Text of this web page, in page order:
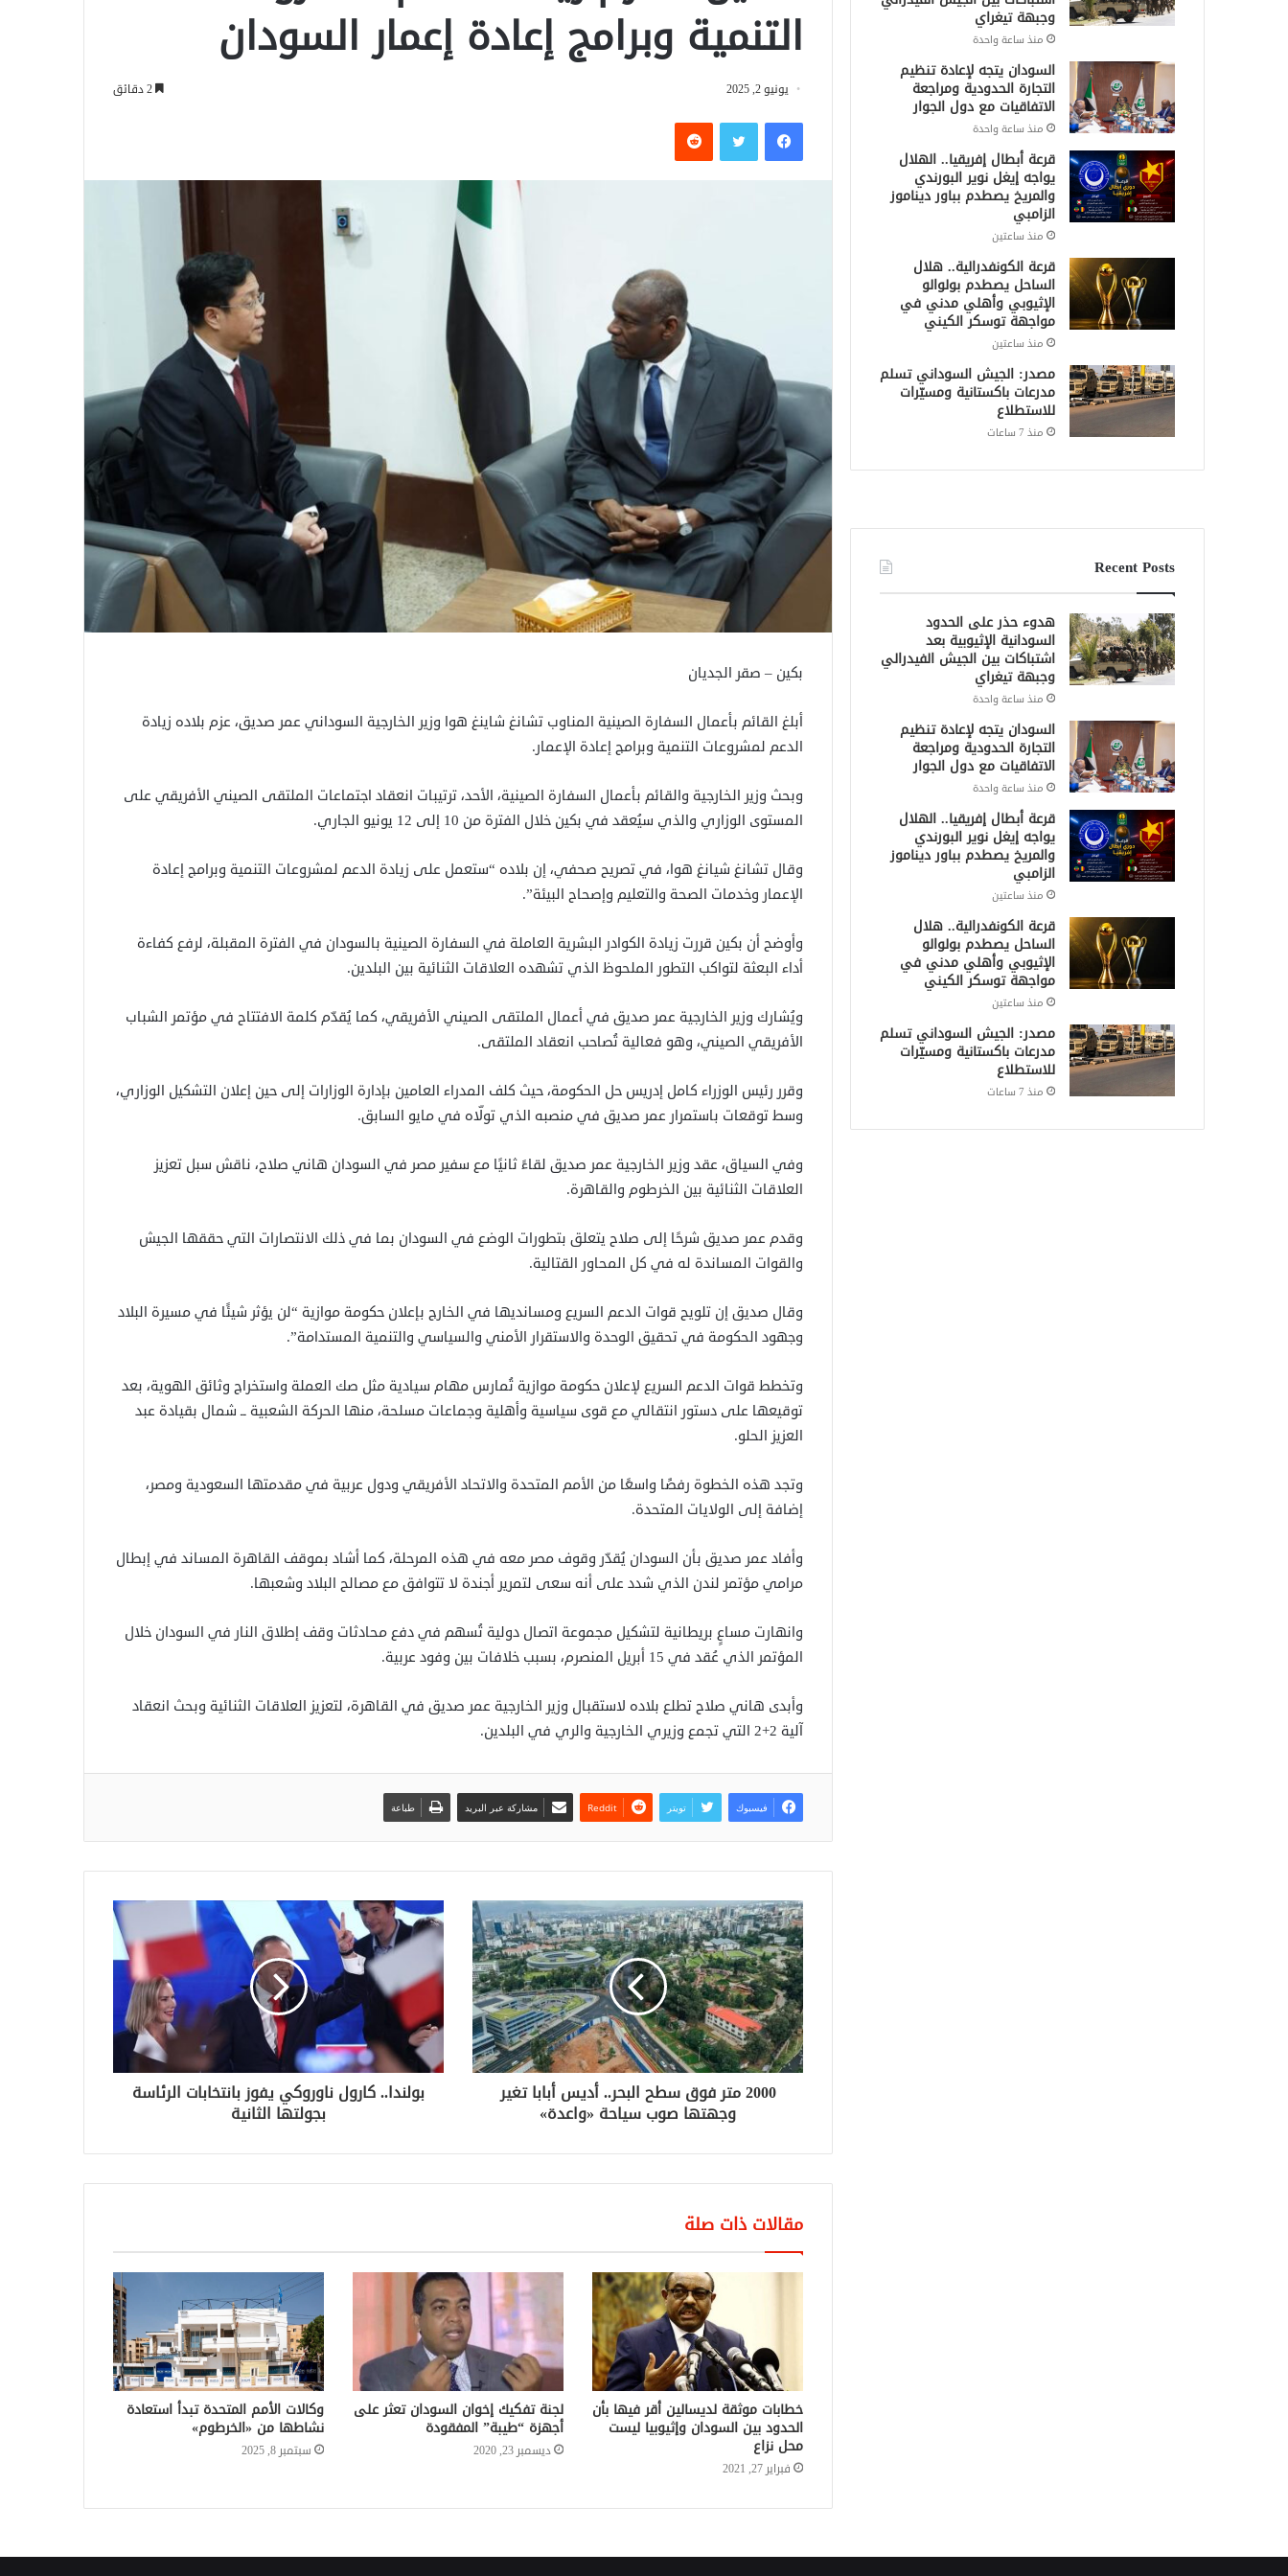
التنمية وبرامج إعادة إعمار السودان
يونيو 2, 2025
فيسبوكتويتر
بكين – صقر الجديان
أبلغ القائم بأعمال السفارة الصينية المناوب تشانغ شاينغ هوا وزير الخارجية السوداني عمر صديق، عزم بلاده زيادة
الدعم لمشروعات التنمية وبرامج إعادة الإعمار.
وبحث وزير الخارجية والقائم بأعمال السفارة الصينية، الأحد، ترتيبات انعقاد اجتماعات الملتقى الصيني الأفريقي على
المستوى الوزاري والذي سيُعقد في بكين خلال الفترة من 10 إلى 12 يونيو الجاري.
وقال تشانغ شيانغ هوا، في تصريح صحفي، إن بلاده “ستعمل على زيادة الدعم لمشروعات التنمية وبرامج إعادة
الإعمار وخدمات الصحة والتعليم وإصحاح البيئة”.
وأوضح أن بكين قررت زيادة الكوادر البشرية العاملة في السفارة الصينية بالسودان في الفترة المقبلة، لرفع كفاءة
أداء البعثة لتواكب التطور الملحوظ الذي تشهده العلاقات الثنائية بين البلدين.
ويُشارك وزير الخارجية عمر صديق في أعمال الملتقى الصيني الأفريقي، كما يُقدّم كلمة الافتتاح في مؤتمر الشباب
الأفريقي الصيني، وهو فعالية تُصاحب انعقاد الملتقى.
وقرر رئيس الوزراء كامل إدريس حل الحكومة، حيث كلف المدراء العامين بإدارة الوزارات إلى حين إعلان التشكيل الوزاري،
وسط توقعات باستمرار عمر صديق في منصبه الذي تولّاه في مايو السابق.
وفي السياق، عقد وزير الخارجية عمر صديق لقاءً ثانيًا مع سفير مصر في السودان هاني صلاح، ناقش سبل تعزيز
العلاقات الثنائية بين الخرطوم والقاهرة.
وقدم عمر صديق شرحًا إلى صلاح يتعلق بتطورات الوضع في السودان بما في ذلك الانتصارات التي حققها الجيش
والقوات المساندة له في كل المحاور القتالية.
وقال صديق إن تلويح قوات الدعم السريع ومسانديها في الخارج بإعلان حكومة موازية “لن يؤثر شيئًا في مسيرة البلاد
وجهود الحكومة في تحقيق الوحدة والاستقرار الأمني والسياسي والتنمية المستدامة”.
وتخطط قوات الدعم السريع لإعلان حكومة موازية تُمارس مهام سيادية مثل صك العملة واستخراج وثائق الهوية، بعد
توقيعها على دستور انتقالي مع قوى سياسية وأهلية وجماعات مسلحة، منها الحركة الشعبية ــ شمال بقيادة عبد
العزيز الحلو.
وتجد هذه الخطوة رفضًا واسعًا من الأمم المتحدة والاتحاد الأفريقي ودول عربية في مقدمتها السعودية ومصر،
إضافة إلى الولايات المتحدة.
وأفاد عمر صديق بأن السودان يُقدّر وقوف مصر معه في هذه المرحلة، كما أشاد بموقف القاهرة المساند في إبطال
مرامي مؤتمر لندن الذي شدد على أنه سعى لتمرير أجندة لا تتوافق مع مصالح البلاد وشعبها.
وانهارت مساعٍ بريطانية لتشكيل مجموعة اتصال دولية تُسهم في دفع محادثات وقف إطلاق النار في السودان خلال
المؤتمر الذي عُقد في 15 أبريل المنصرم، بسبب خلافات بين وفود عربية.
وأبدى هاني صلاح تطلع بلاده لاستقبال وزير الخارجية عمر صديق في القاهرة، لتعزيز العلاقات الثنائية وبحث انعقاد
آلية 2+2 التي تجمع وزيري الخارجية والري في البلدين.
فيسبوك تويتر مشاركة عبر البريد طباعة
2000 متر فوق سطح البحر.. أديس أبابا تغير
وجهتها صوب سياحة «واعدة»
بولندا.. كارول ناوروكي يفوز بانتخابات الرئاسة
بجولتها الثانية
مقالات ذات صلة
خطابات موثقة لديسالين أقر فيها بأن
الحدود بين السودان وإثيوبيا ليست
محل نزاع
فبراير 27, 2021
لجنة تفكيك إخوان السودان تعثر على
أجهزة “طيبة” المفقودة
ديسمبر 23, 2020
وكالات الأمم المتحدة تبدأ استعادة
نشاطها من «الخرطوم»
سبتمبر 8, 2025
وجبهة تيغراي
منذ ساعة واحدة
السودان يتجه لإعادة تنظيم
التجارة الحدودية ومراجعة
الاتفاقيات مع دول الجوار
منذ ساعة واحدة
قرعة أبطال إفريقيا.. الهلال
يواجه إيغل نوير البورندي
والمريخ يصطدم بباور ديناموز
الزامبي
منذ ساعتين
قرعة الكونفدرالية.. هلال
الساحل يصطدم بولوالو
الإثيوبي وأهلي مدني في
مواجهة توسكر الكيني
منذ ساعتين
مصدر: الجيش السوداني تسلم
مدرعات باكستانية ومسيّرات
للاستطلاع
منذ 7 ساعات
Recent Posts
هدوء حذر على الحدود
السودانية الإثيوبية بعد
اشتباكات بين الجيش الفيدرالي
وجبهة تيغراي
منذ ساعة واحدة
السودان يتجه لإعادة تنظيم
التجارة الحدودية ومراجعة
الاتفاقيات مع دول الجوار
منذ ساعة واحدة
قرعة أبطال إفريقيا.. الهلال
يواجه إيغل نوير البورندي
والمريخ يصطدم بباور ديناموز
الزامبي
منذ ساعتين
قرعة الكونفدرالية.. هلال
الساحل يصطدم بولوالو
الإثيوبي وأهلي مدني في
مواجهة توسكر الكيني
منذ ساعتين
مصدر: الجيش السوداني تسلم
مدرعات باكستانية ومسيّرات
للاستطلاع
منذ 7 ساعات